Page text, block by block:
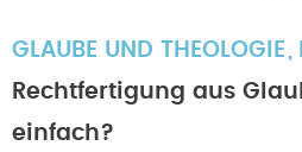
GLAUBE UND THEOLOGIE
Rechtfertigung aus
einfach?